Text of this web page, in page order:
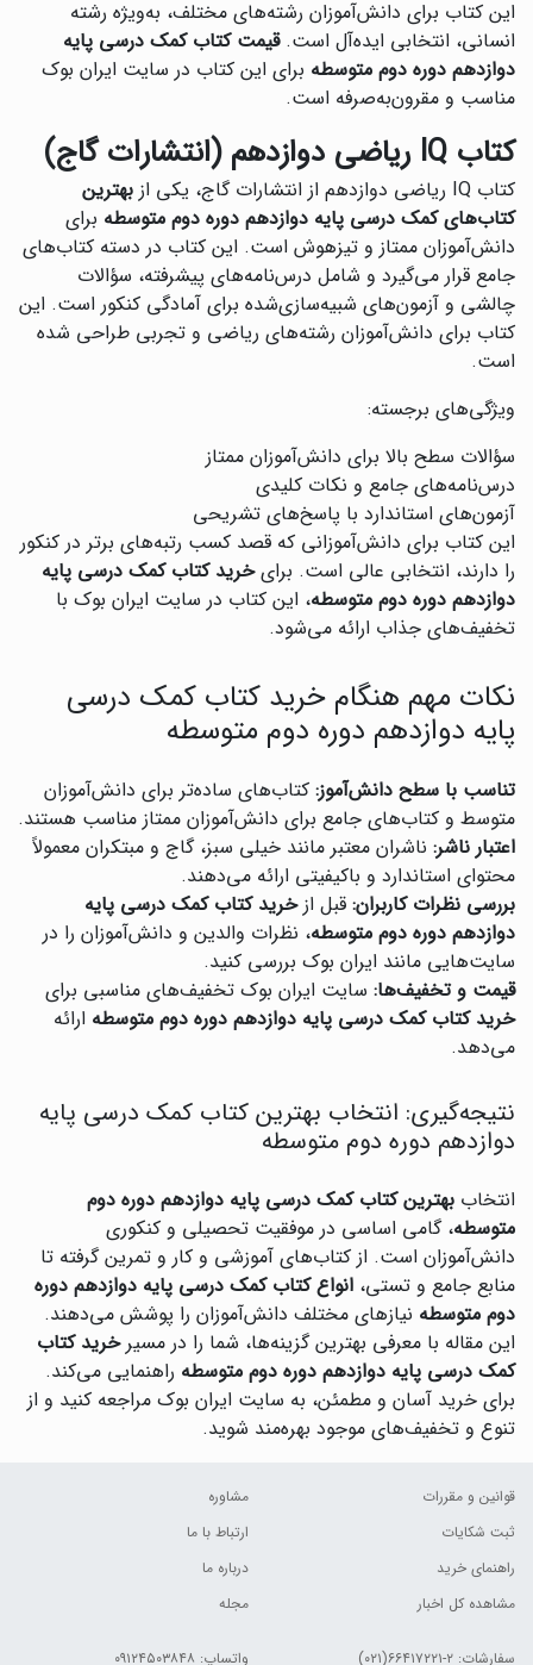
این کتاب برای دانش‌آموزان رشته‌های مختلف، به‌ویژه رشته
انسانی، انتخابی ایده‌آل است.قیمت کتاب کمک درسی پایه
دوازدهم دوره دوم متوسطه برای این کتاب در سایت ایران بوک
مناسب و مقرون‌به‌صرفه است.
کتاب IQ ریاضی دوازدهم (انتشارات گاج)
کتاب IQ ریاضی دوازدهم از انتشارات گاج، یکی از
بهترین
کتاب‌های کمک درسی پایه دوازدهم دوره دوم متوسطه برای
دانش‌آموزان ممتاز و تیزهوش است. این کتاب در دسته کتاب‌های
جامع قرار می‌گیرد و شامل درس‌نامه‌های پیشرفته، سؤالات
چالشی و آزمون‌های شبیه‌سازی‌شده برای آمادگی کنکور است. این
کتاب برای دانش‌آموزان رشته‌های ریاضی و تجربی طراحی شده
است.
ویژگی‌های برجسته:
سؤالات سطح بالا برای دانش‌آموزان ممتاز
درس‌نامه‌های جامع و نکات کلیدی
آزمون‌های استاندارد با پاسخ‌های تشریحی
این کتاب برای دانش‌آموزانی که قصد کسب رتبه‌های برتر در کنکور
را دارند، انتخابی عالی است. برایخرید کتاب کمک درسی پایه
دوازدهم دوره دوم متوسطه، این کتاب در سایت ایران بوک با
تخفیف‌های جذاب ارائه می‌شود.
نکات مهم هنگام خرید کتاب کمک درسی
پایه دوازدهم دوره دوم متوسطه
تناسب با سطح دانش‌آموز: کتاب‌های ساده‌تر برای دانش‌آموزان
متوسط و کتاب‌های جامع برای دانش‌آموزان ممتاز مناسب هستند.
اعتبار ناشر: ناشران معتبر مانند خیلی سبز، گاج و مبتکران معمولاً
محتوای استاندارد و باکیفیتی ارائه می‌دهند.
بررسی نظرات کاربران: قبل ازخرید کتاب کمک درسی پایه
دوازدهم دوره دوم متوسطه، نظرات والدین و دانش‌آموزان را در
سایت‌هایی مانند ایران بوک بررسی کنید.
قیمت و تخفیف‌ها: سایت ایران بوک تخفیف‌های مناسبی برای
خرید کتاب کمک درسی پایه دوازدهم دوره دوم متوسطه ارائه
می‌دهد.
نتیجه‌گیری: انتخاب بهترین کتاب کمک درسی پایه
دوازدهم دوره دوم متوسطه
انتخاب بهترین کتاب کمک درسی پایه دوازدهم دوره دوم
متوسطه، گامی اساسی در موفقیت تحصیلی و کنکوری
دانش‌آموزان است. از کتاب‌های آموزشی و کار و تمرین گرفته تا
منابع جامع و تستی، انواع کتاب کمک درسی پایه دوازدهم دوره
دوم متوسطه نیازهای مختلف دانش‌آموزان را پوشش می‌دهند.
این مقاله با معرفی بهترین گزینه‌ها، شما را در مسیرخرید کتاب
کمک درسی پایه دوازدهم دوره دوم متوسطه راهنمایی می‌کند.
برای خرید آسان و مطمئن، به سایت ایران بوک مراجعه کنید و از
تنوع و تخفیف‌های موجود بهره‌مند شوید.
قوانین و مقررات
ثبت شکایات
راهنمای خرید
مشاهده کل اخبار
مشاوره
ارتباط با ما
درباره ما
مجله
سفارشات: ۲-۶۶۴۱۷۲۲۱(۰۲۱) واتساپ: ۰۹۱۲۴۵۰۳۸۴۸